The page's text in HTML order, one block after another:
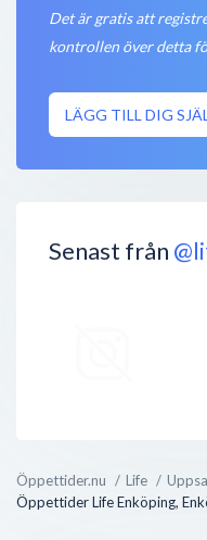
Öppettider.nu Life
Öppettider Life Enköping,
Det är gratis att
kontrollen över detta
LÄGG TILL DIG
Senast från